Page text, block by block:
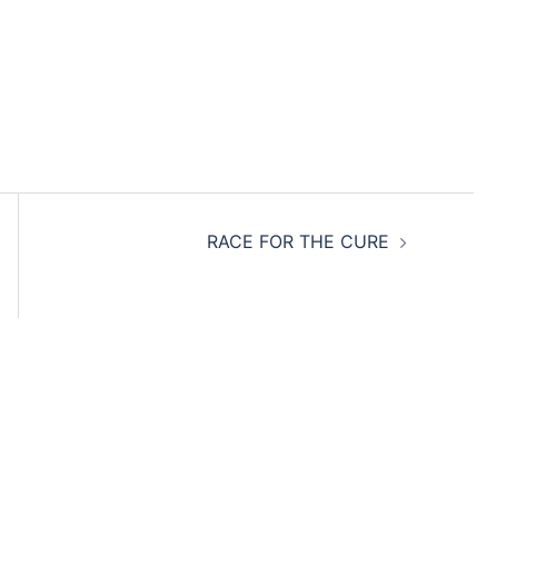
RACE FOR THE CURE